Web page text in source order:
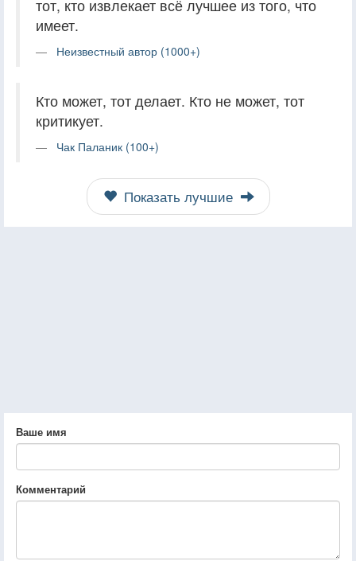
тот, кто извлекает всё лучшее из того, что
имеет.
Неизвестный автор (1000+)
Кто может, тот делает. Кто не может, тот
критикует.
Чак Паланик (100+)
Показать лучшие
Ваше имя
Комментарий